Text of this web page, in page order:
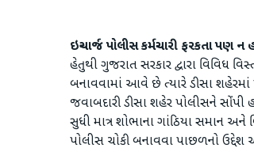
ઇન્ચાર્જ પોલીસ કર્મચારી ફરકતા પણ ન
હેતુથી ગુજરાત સરકાર દ્વારા વિવિધ
બનાવવામાં આવે છે ત્યારે ડીસા શહેરમાં
જવાબદારી ડીસા શહેર પોલીસને
સુધી માત્ર શોભાના ગાંઠિયા સમાન
પોલીસ ચોકી બનાવવા પાછળનો